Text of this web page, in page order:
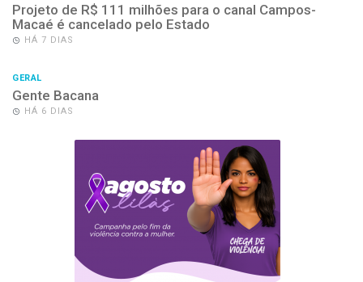
Projeto de R$ 111 milhões para o canal Campos-
Macaé é cancelado pelo Estado
HÁ 7 DIAS
GERAL
Gente Bacana
HÁ 6 DIAS